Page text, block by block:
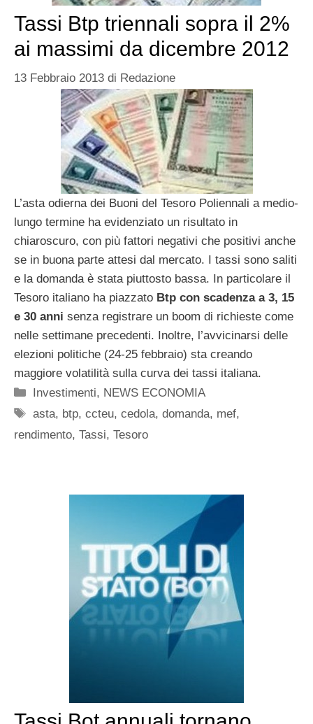
Tassi Btp triennali sopra il 2%
ai massimi da dicembre 2012
13 Febbraio 2013 di Redazione
L’asta odierna dei Buoni del Tesoro Poliennali a medio-
lungo termine ha evidenziato un risultato in
chiaroscuro, con più fattori negativi che positivi anche
se in buona parte attesi dal mercato. I tassi sono saliti
e la domanda è stata piuttosto bassa. In particolare il
Tesoro italiano ha piazzato Btp con scadenza a 3, 15
e 30 anni senza registrare un boom di richieste come
nelle settimane precedenti. Inoltre, l’avvicinarsi delle
elezioni politiche (24-25 febbraio) sta creando
maggiore volatilità sulla curva dei tassi italiana.
Categorie
Investimenti, NEWS ECONOMIA
Tag
asta, btp,ccteu,cedola,domanda, mef,
rendimento, Tassi, Tesoro